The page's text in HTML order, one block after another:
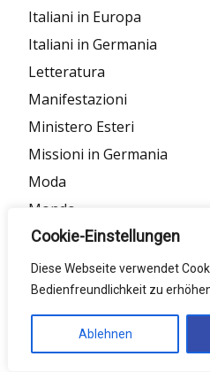
Cookie-Einstellungen
Diese Webseite verwendet
Bedienfreundlichkeit zu
Ablehnen
Italiani in Europa
Italiani in Germania
Letteratura
Manifestazioni
Ministero Esteri
Missioni in Germania
Moda
Mondo
Mostre
Motori/auto
Multiculturalità
Musica/Teatro